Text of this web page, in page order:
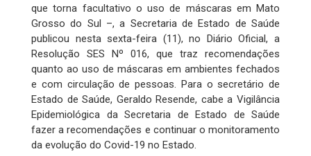
que torna facultativo o uso de máscaras em Mato
Grosso do Sul –, a Secretaria de Estado de Saúde
publicou nesta sexta-feira (11), no Diário Oficial, a
Resolução SES Nº 016, que traz recomendações
quanto ao uso de máscaras em ambientes fechados
e com circulação de pessoas. Para o secretário de
Estado de Saúde, Geraldo Resende, cabe a Vigilância
Epidemiológica da Secretaria de Estado de Saúde
fazer a recomendações e continuar o monitoramento
da evolução do Covid-19 no Estado.